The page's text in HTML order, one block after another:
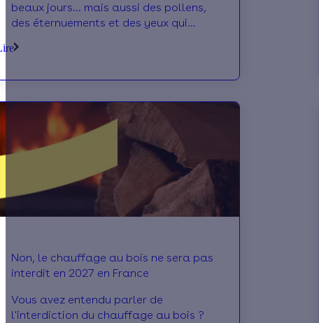
beaux jours… mais aussi des pollens,
des éternuements et des yeux qui
Français allergiques, même l’intérieur
refuge ! Voici nos gestes simples et
solutions concrètes pour assainir l’air
chez vous et mieux respirer au
Non, le chauffage au bois ne sera pas
interdit en 2027 en France
Vous avez entendu parler de
l'interdiction du chauffage au bois ?